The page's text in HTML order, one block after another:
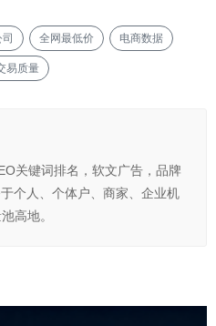
全网最低价 电商数据
易质量
关键词排名，软文广告，品牌
个人、个体户、商家、企业机
高地。